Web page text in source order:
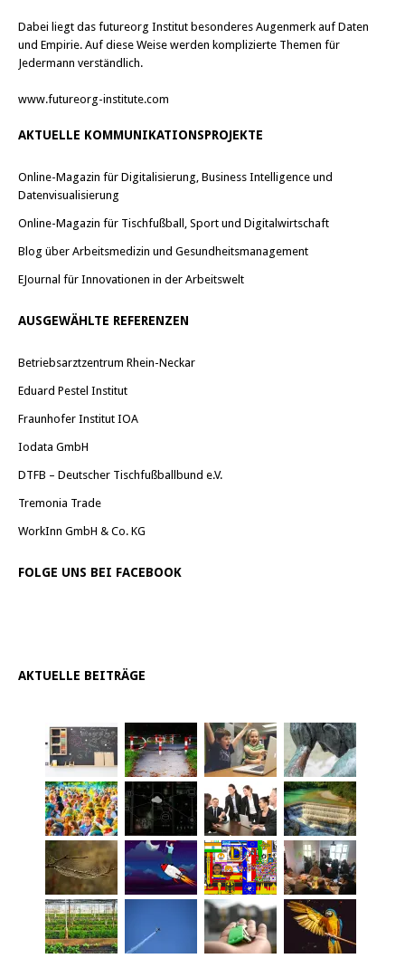
Dabei liegt das futureorg Institut besonderes Augenmerk auf Daten
und Empirie. Auf diese Weise werden komplizierte Themen für
Jedermann verständlich.
www.futureorg-institute.com
AKTUELLE KOMMUNIKATIONSPROJEKTE
Online-Magazin für Digitalisierung, Business Intelligence und
Datenvisualisierung
Online-Magazin für Tischfußball, Sport und Digitalwirtschaft
Blog über Arbeitsmedizin und Gesundheitsmanagement
EJournal für Innovationen in der Arbeitswelt
AUSGEWÄHLTE REFERENZEN
Betriebsarztzentrum Rhein-Neckar
Eduard Pestel Institut
Fraunhofer Institut IOA
Iodata GmbH
DTFB – Deutscher Tischfußballbund e.V.
Tremonia Trade
WorkInn GmbH & Co. KG
FOLGE UNS BEI FACEBOOK
AKTUELLE BEITRÄGE